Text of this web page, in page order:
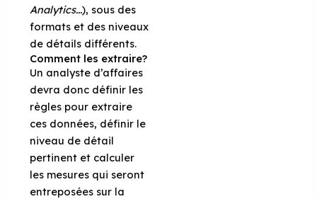
Analytics...), sous des
formats et des niveaux
de détails différents.
Comment les extraire?
Un analyste d’affaires
devra donc définir les
règles pour extraire
ces données, définir le
niveau de détail
pertinent et calculer
les mesures qui seront
entreposées sur la